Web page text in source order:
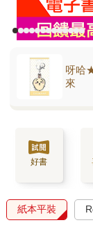
呀哈
來
好書
紙本平裝